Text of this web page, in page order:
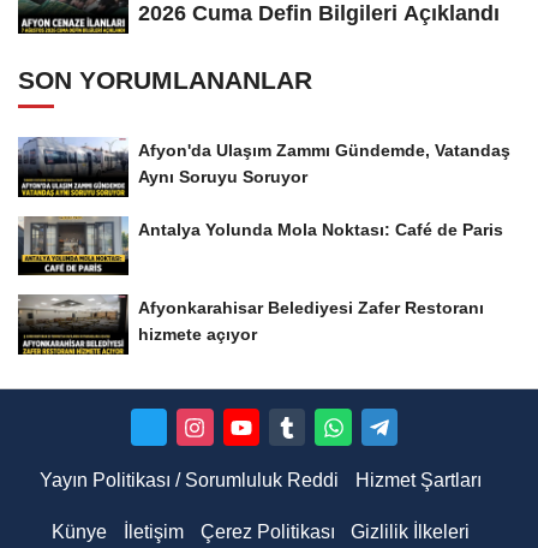
2026 Cuma Defin Bilgileri Açıklandı
SON YORUMLANANLAR
Afyon'da Ulaşım Zammı Gündemde, Vatandaş
Aynı Soruyu Soruyor
Antalya Yolunda Mola Noktası: Café de Paris
Afyonkarahisar Belediyesi Zafer Restoranı
hizmete açıyor
Yayın Politikası / Sorumluluk Reddi Hizmet Şartları
Künye İletişim Çerez Politikası Gizlilik İlkeleri